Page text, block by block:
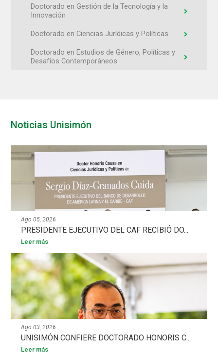
Doctorado en Gestión de la Tecnología y la
Innovación
Doctorado en Ciencias Jurídicas y Políticas
Doctorado en Estudios de Género, Políticas y
Desafíos Contemporáneos
Noticias Unisimón
Ago 05, 2026
PRESIDENTE EJECUTIVO DEL CAF RECIBIÓ DO...
Leer más
Ago 03, 2026
UNISIMÓN CONFIERE DOCTORADO HONORIS C...
Leer más